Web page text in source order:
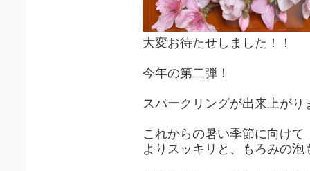
大変お待たせしました！！
今年の第二弾！
スパークリングが出来上がり
これからの暑い季節に向けて
よりスッキリと、もろみの泡